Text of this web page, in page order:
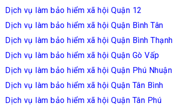
Dịch vụ làm bảo hiểm xã hội Quận 12
Dịch vụ làm bảo hiểm xã hội Quận Bình Tân
Dịch vụ làm bảo hiểm xã hội Quận Bình Thạnh
Dịch vụ làm bảo hiểm xã hội Quận Gò Vấp
Dịch vụ làm bảo hiểm xã hội Quận Phú Nhuận
Dịch vụ làm bảo hiểm xã hội Quận Tân Bình
Dịch vụ làm bảo hiểm xã hội Quận Tân Phú